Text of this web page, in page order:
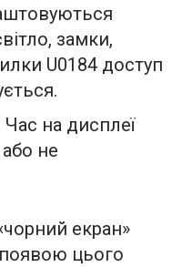
замки,
U0184 доступ
Час на дисплеї
не
екран»
цього